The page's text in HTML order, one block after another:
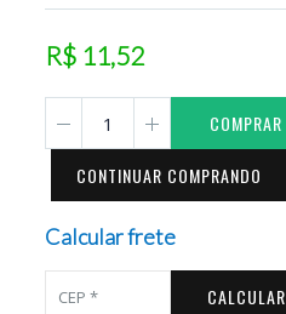
R$ 11,52
COMPRAR
CONTINUAR COMPRANDO
Calcular frete
CALCULAR